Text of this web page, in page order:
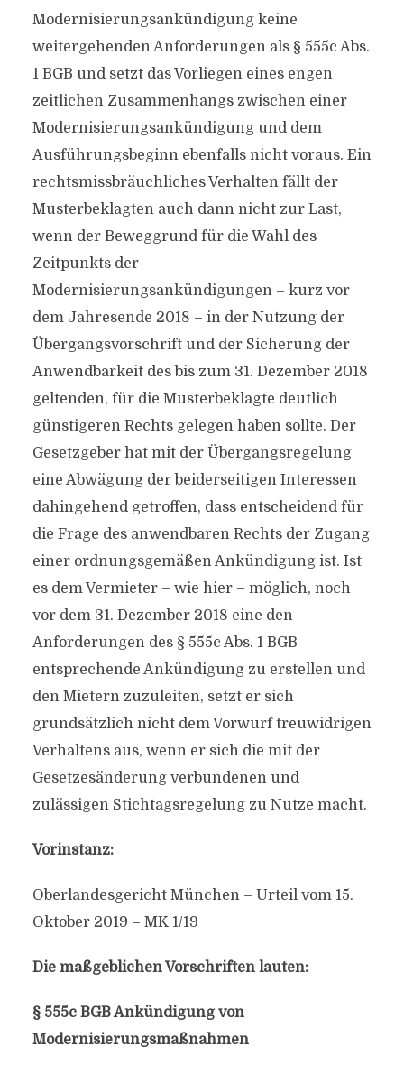
Modernisierungsankündigung keine
weitergehenden Anforderungen als § 555c Abs.
1 BGB und setzt das Vorliegen eines engen
zeitlichen Zusammenhangs zwischen einer
Modernisierungsankündigung und dem
Ausführungsbeginn ebenfalls nicht voraus. Ein
rechtsmissbräuchliches Verhalten fällt der
Musterbeklagten auch dann nicht zur Last,
wenn der Beweggrund für die Wahl des
Zeitpunkts der
Modernisierungsankündigungen – kurz vor
dem Jahresende 2018 – in der Nutzung der
Übergangsvorschrift und der Sicherung der
Anwendbarkeit des bis zum 31. Dezember 2018
geltenden, für die Musterbeklagte deutlich
günstigeren Rechts gelegen haben sollte. Der
Gesetzgeber hat mit der Übergangsregelung
eine Abwägung der beiderseitigen Interessen
dahingehend getroffen, dass entscheidend für
die Frage des anwendbaren Rechts der Zugang
einer ordnungsgemäßen Ankündigung ist. Ist
es dem Vermieter – wie hier – möglich, noch
vor dem 31. Dezember 2018 eine den
Anforderungen des § 555c Abs. 1 BGB
entsprechende Ankündigung zu erstellen und
den Mietern zuzuleiten, setzt er sich
grundsätzlich nicht dem Vorwurf treuwidrigen
Verhaltens aus, wenn er sich die mit der
Gesetzesänderung verbundenen und
zulässigen Stichtagsregelung zu Nutze macht.
Vorinstanz:
Oberlandesgericht München – Urteil vom 15.
Oktober 2019 – MK 1/19
Die maßgeblichen Vorschriften lauten:
§ 555c BGB Ankündigung von
Modernisierungsmaßnahmen